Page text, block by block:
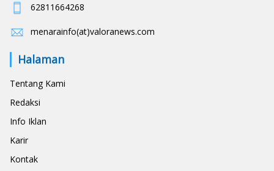
62811664268
menarainfo(at)valoranews.com
Halaman
Tentang Kami
Redaksi
Info Iklan
Karir
Kontak